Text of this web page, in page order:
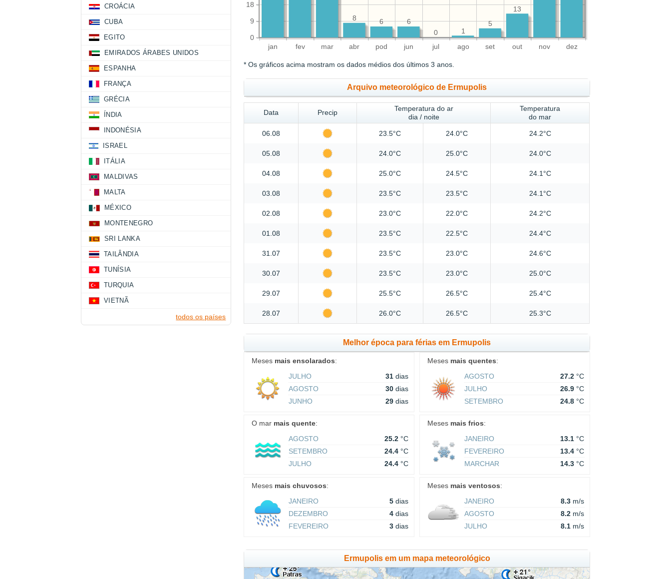
jan fev mar abr pod jun jul ago set out nov dez
0
9
18
13
5
1
0
6
6
8
* Os gráficos acima mostram os dados médios dos últimos 3 anos.
Arquivo meteorológico de Ermupolis
Data Precip
Temperatura do ar
dia / noite
Temperatura
do mar
06.08 23.5°C 24.0°C 24.2°C
05.08 24.0°C 25.0°C 24.0°C
04.08 25.0°C 24.5°C 24.1°C
03.08 23.5°C 23.5°C 24.1°C
02.08 23.0°C 22.0°C 24.2°C
01.08 23.5°C 22.5°C 24.4°C
31.07 23.5°C 23.0°C 24.6°C
30.07 23.5°C 23.0°C 25.0°C
29.07 25.5°C 26.5°C 25.4°C
28.07 26.0°C 26.5°C 25.3°C
Melhor época para férias em Ermupolis
Meses mais ensolarados:
JULHO
31 dias
AGOSTO
30 dias
JUNHO
29 dias
Meses mais quentes:
AGOSTO
27.2 °C
JULHO
26.9 °C
SETEMBRO
24.8 °C
O mar mais quente:
AGOSTO
25.2 °C
SETEMBRO
24.4 °C
JULHO
24.4 °C
Meses mais frios:
JANEIRO
13.1 °C
FEVEREIRO
13.4 °C
MARCHAR
14.3 °C
Meses mais chuvosos:
JANEIRO
5 dias
DEZEMBRO
4 dias
FEVEREIRO
3 dias
Meses mais ventosos:
JANEIRO
8.3 m/s
AGOSTO
8.2 m/s
JULHO
8.1 m/s
Ermupolis em um mapa meteorológico
CROÁCIA
CUBA
EGITO
EMIRADOS ÁRABES UNIDOS
ESPANHA
FRANÇA
GRÉCIA
ÍNDIA
INDONÉSIA
ISRAEL
ITÁLIA
MALDIVAS
MALTA
MÉXICO
MONTENEGRO
SRI LANKA
TAILÂNDIA
TUNÍSIA
TURQUIA
VIETNÃ
todos os países